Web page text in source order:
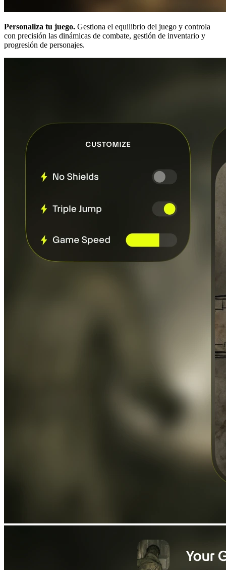
Personaliza tu juego. Gestiona el equilibrio del juego y controla
con precisión las dinámicas de combate, gestión de inventario y
progresión de personajes.